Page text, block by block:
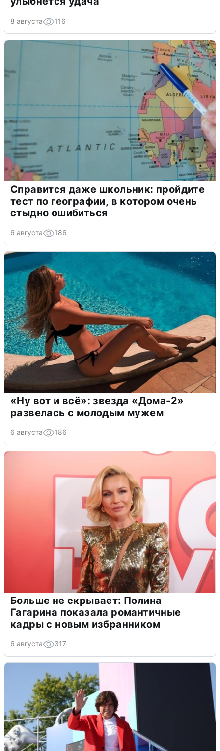
8 августа 116
Справится даже школьник: пройдите
тест по географии, в котором очень
стыдно ошибиться
6 августа 186
«Ну вот и всё»: звезда «Дома-2»
развелась с молодым мужем
6 августа 186
Больше не скрывает: Полина
Гагарина показала романтичные
кадры с новым избранником
6 августа 317